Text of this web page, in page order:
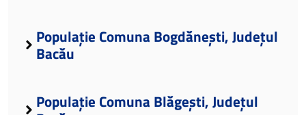
Populație Comuna Bogdănești, Județul
Bacău
Populație Comuna Blăgești, Județul